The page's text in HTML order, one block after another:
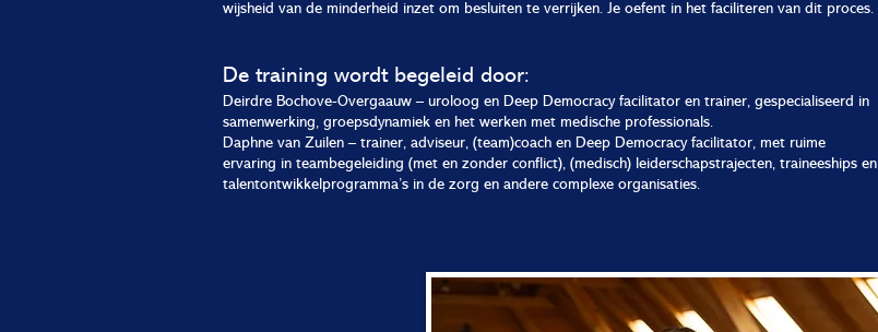
wijsheid van de minderheid inzet om besluiten te verrijken. Je oefent in het faciliteren van dit proces.
De training wordt begeleid door:
Deirdre Bochove-Overgaauw – uroloog en Deep Democracy facilitator en trainer, gespecialiseerd in
samenwerking, groepsdynamiek en het werken met medische professionals.
Daphne van Zuilen – trainer, adviseur, (team)coach en Deep Democracy facilitator, met ruime
ervaring in teambegeleiding (met en zonder conflict), (medisch) leiderschapstrajecten, traineeships en
talentontwikkelprogramma’s in de zorg en andere complexe organisaties.